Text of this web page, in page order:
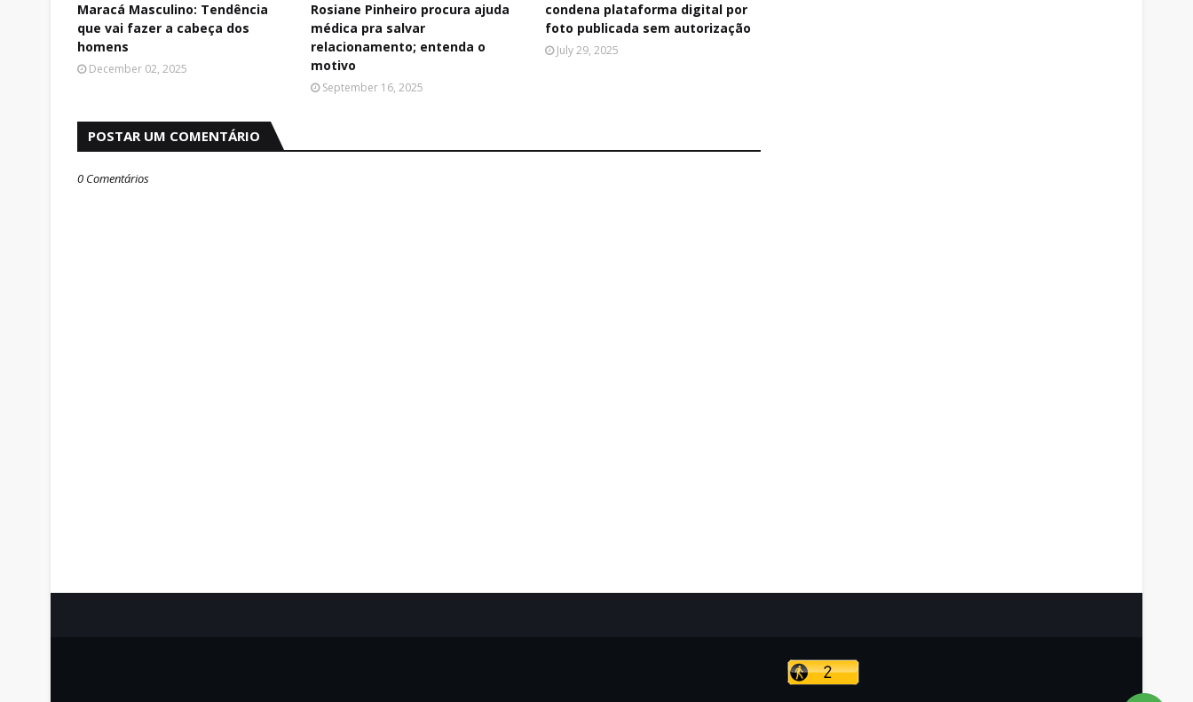
Maracá Masculino: Tendência
que vai fazer a cabeça dos
homens
December 02, 2025
Rosiane Pinheiro procura ajuda
médica pra salvar
relacionamento; entenda o
motivo
September 16, 2025
condena plataforma digital por
foto publicada sem autorização
July 29, 2025
POSTAR UM COMENTÁRIO
0 Comentários